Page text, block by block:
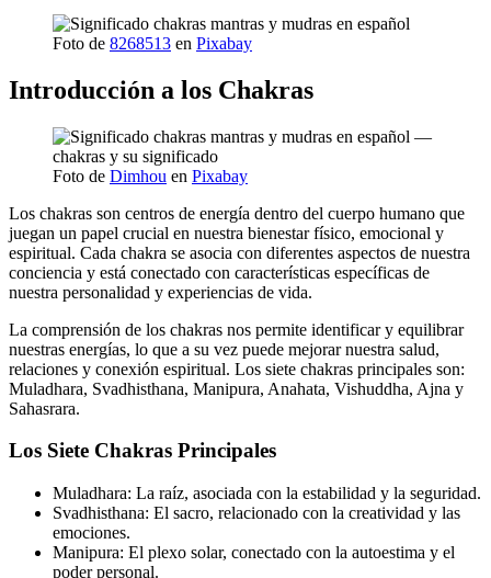
Foto de 8268513 en Pixabay
Introducción a los Chakras
Foto de Dimhou en Pixabay
Los chakras son centros de energía dentro del cuerpo humano que
juegan un papel crucial en nuestra bienestar físico, emocional y
espiritual. Cada chakra se asocia con diferentes aspectos de nuestra
conciencia y está conectado con características específicas de
nuestra personalidad y experiencias de vida.
La comprensión de los chakras nos permite identificar y equilibrar
nuestras energías, lo que a su vez puede mejorar nuestra salud,
relaciones y conexión espiritual. Los siete chakras principales son:
Muladhara, Svadhisthana, Manipura, Anahata, Vishuddha, Ajna y
Sahasrara.
Los Siete Chakras Principales
Muladhara: La raíz, asociada con la estabilidad y la seguridad.
Svadhisthana: El sacro, relacionado con la creatividad y las
emociones.
Manipura: El plexo solar, conectado con la autoestima y el
poder personal.